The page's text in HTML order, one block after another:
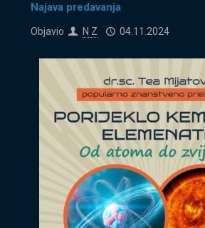
Najava predavanja
Objavio N Z 04.11.2024